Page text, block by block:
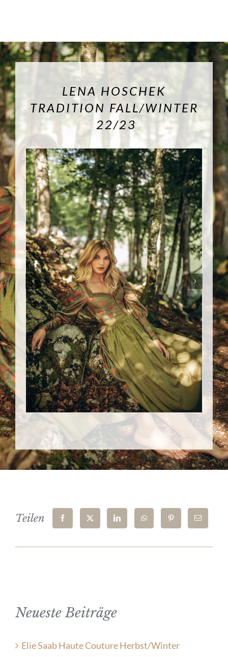
LENA HOSCHEK
TRADITION FALL/WINTER
22/23
Teilen
Neueste Beiträge
Elie Saab Haute Couture Herbst/Winter